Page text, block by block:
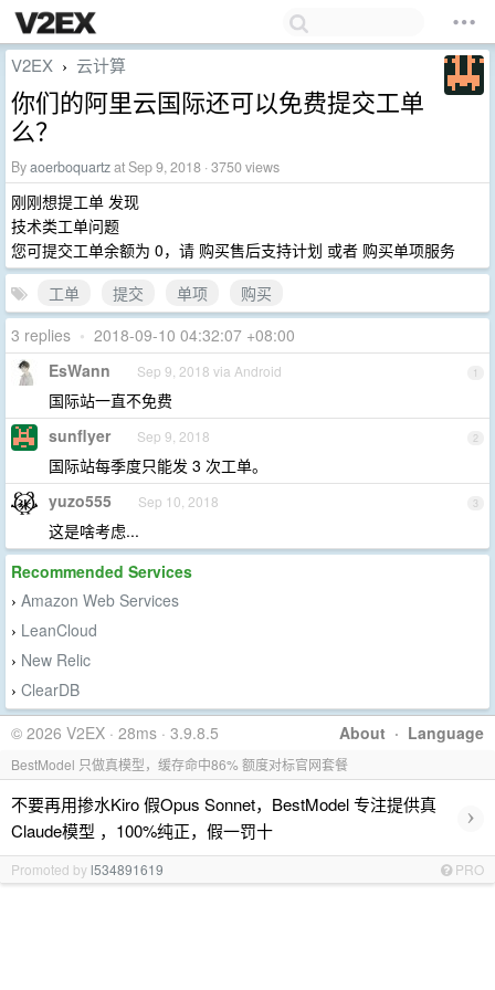
V2EX › 云计算
你们的阿里云国际还可以免费提交工单
么？
Byaoerboquartzat Sep 9, 2018 · 3750 views
刚刚想提工单 发现
技术类工单问题
您可提交工单余额为 0，请 购买售后支持计划 或者 购买单项服务
工单
提交 单项
购买
3 replies • 2018-09-10 04:32:07 +08:00
1
EsWann Sep 9, 2018 via Android
国际站一直不免费
2
sunflyer Sep 9, 2018
国际站每季度只能发 3 次工单。
3
yuzo555 Sep 10, 2018
这是啥考虑...
Recommended Services
› Amazon Web Services
› LeanCloud
› New Relic
› ClearDB
About · Language
© 2026 V2EX · 28ms · 3.9.8.5
BestModel 只做真模型，缓存命中86% 额度对标官网套餐
不要再用掺水Kiro 假Opus Sonnet，BestModel 专注提供真
Claude模型 ，100%纯正，假一罚十
›
Promoted byl534891619 PRO